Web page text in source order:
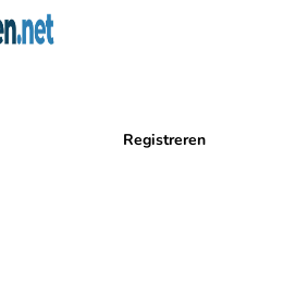
Registreren